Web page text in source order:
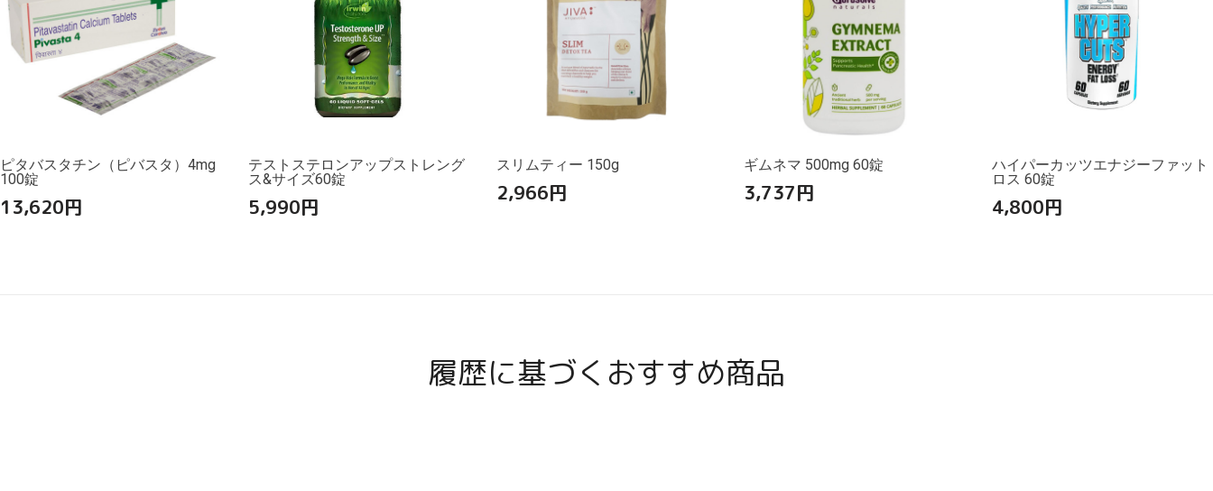
ピタバスタチン（ピバスタ）4mg
100錠
13,620円
テストステロンアップストレング
ス&サイズ60錠
5,990円
スリムティー 150g
2,966円
ギムネマ 500mg 60錠
3,737円
ハイパーカッツエナジーファット
ロス 60錠
4,800円
履歴に基づくおすすめ商品